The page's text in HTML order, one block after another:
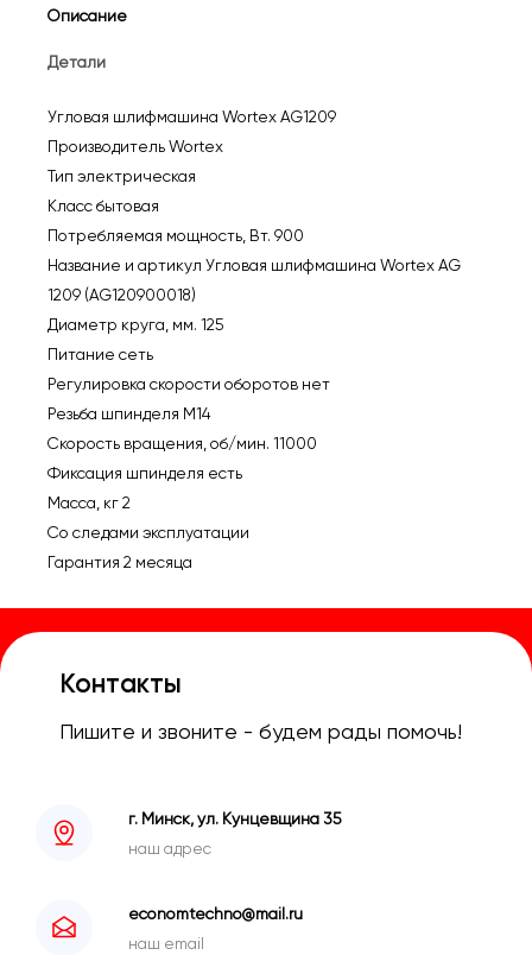
AG1209
Описание
Детали
Угловая шлифмашина Wortex AG1209
Производитель Wortex
Тип электрическая
Класс бытовая
Потребляемая мощность, Вт. 900
Название и артикул Угловая шлифмашина Wortex AG
1209 (AG120900018)
Диаметр круга, мм. 125
Питание сеть
Регулировка скорости оборотов нет
Резьба шпинделя M14
Скорость вращения, об/мин. 11000
Фиксация шпинделя есть
Масса, кг 2
Со следами эксплуатации
Гарантия 2 месяца
Контакты
Пишите и звоните - будем рады помочь!
г. Минск, ул. Кунцевщина 35
наш адрес
economtechno@mail.ru
наш email